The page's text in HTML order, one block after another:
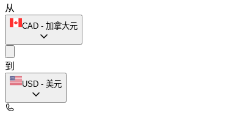
从
CAD - 加拿大元
到
USD - 美元